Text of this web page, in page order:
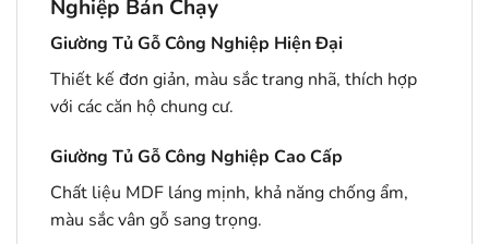
Nghiệp Bán Chạy
Giường Tủ Gỗ Công Nghiệp Hiện Đại
Thiết kế đơn giản, màu sắc trang nhã, thích hợp
với các căn hộ chung cư.
Giường Tủ Gỗ Công Nghiệp Cao Cấp
Chất liệu MDF láng mịnh, khả năng chống ẩm,
màu sắc vân gỗ sang trọng.